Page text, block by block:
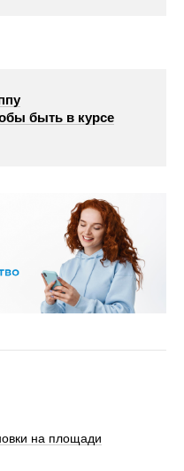
быть в курсе
на площади